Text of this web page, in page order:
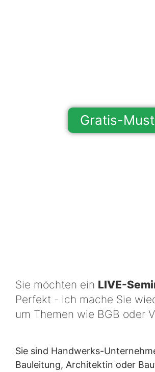
Gratis-
Sie möchten ein LIVE-
Perfekt - ich mache Sie
um Themen wie BGB oder
Sie sind Handwerks-
Bauleitung, Architektin oder